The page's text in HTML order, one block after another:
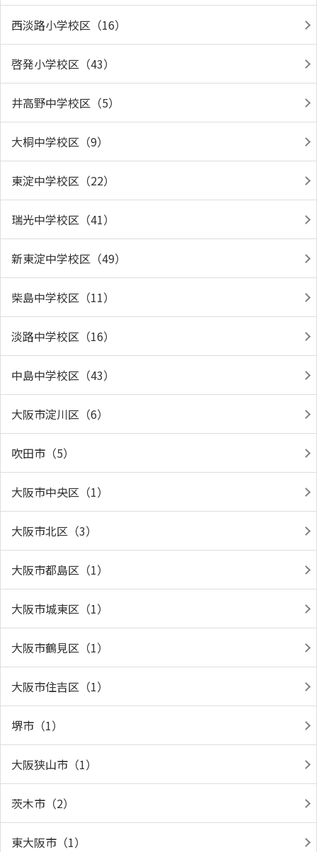
西淡路小学校区（16）
啓発小学校区（43）
井高野中学校区（5）
大桐中学校区（9）
東淀中学校区（22）
瑞光中学校区（41）
新東淀中学校区（49）
柴島中学校区（11）
淡路中学校区（16）
中島中学校区（43）
大阪市淀川区（6）
吹田市（5）
大阪市中央区（1）
大阪市北区（3）
大阪市都島区（1）
大阪市城東区（1）
大阪市鶴見区（1）
大阪市住吉区（1）
堺市（1）
大阪狭山市（1）
茨木市（2）
東大阪市（1）